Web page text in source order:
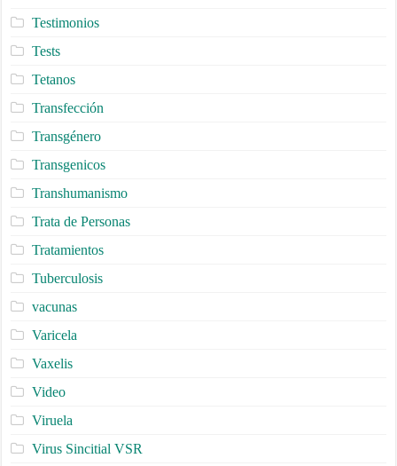
Testimonios
Tests
Tetanos
Transfección
Transgénero
Transgenicos
Transhumanismo
Trata de Personas
Tratamientos
Tuberculosis
vacunas
Varicela
Vaxelis
Video
Viruela
Virus Sincitial VSR